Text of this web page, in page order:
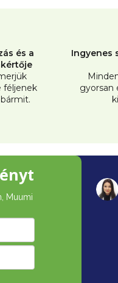
és a
féljenek
Ingyenes
gyorsan
Muumi